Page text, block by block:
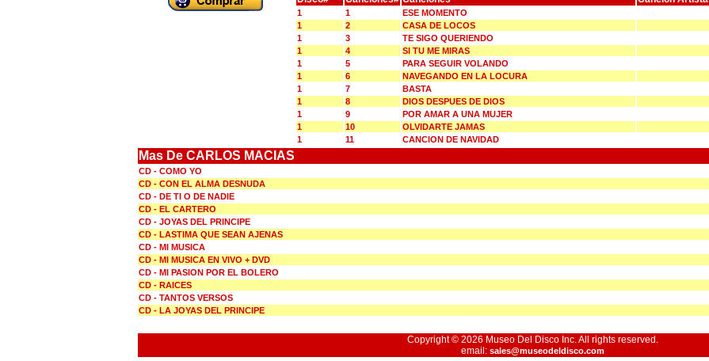
1 1
ESE MOMENTO
1
2
CASA DE LOCOS
1
3
TE SIGO QUERIENDO
1
4
SI TU ME MIRAS
1
5
PARA SEGUIR VOLANDO
1
6
NAVEGANDO EN LA LOCURA
1
7
BASTA
1
8
DIOS DESPUES DE DIOS
1
9
POR AMAR A UNA MUJER
1
10
OLVIDARTE JAMAS
1
11 CANCION DE NAVIDAD
Mas De CARLOS MACIAS
CD - COMO YO
CD - CON EL ALMA DESNUDA
CD - DE TI O DE NADIE
CD - EL CARTERO
CD - JOYAS DEL PRINCIPE
CD - LASTIMA QUE SEAN AJENAS
CD - MI MUSICA
CD - MI MUSICA EN VIVO + DVD
CD - MI PASION POR EL BOLERO
CD - RAICES
CD - TANTOS VERSOS
CD - LA JOYAS DEL PRINCIPE
Copyright © 2026 Museo Del Disco Inc. All rights reserved.
email: sales@museodeldisco.com